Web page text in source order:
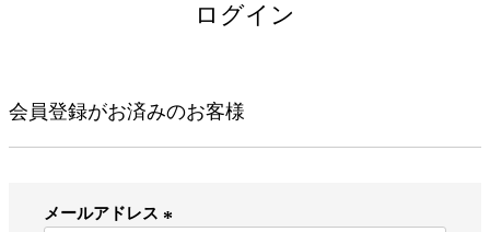
ログイン
会員登録がお済みのお客様
メールアドレス